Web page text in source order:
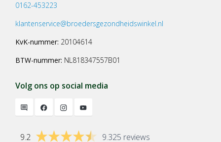
0162-453223
klantenservice@broedersgezondheidswinkel.nl
KvK-nummer: 20104614
BTW-nummer: NL818347557B01
Volg ons op social media
9.2 9.325 reviews